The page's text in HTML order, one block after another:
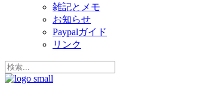
雑記とメモ
お知らせ
Paypalガイド
リンク